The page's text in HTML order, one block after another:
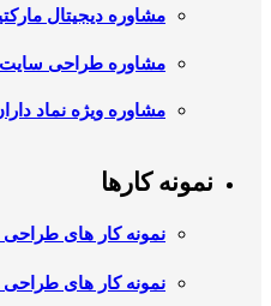
مشاوره دیجیتال
مشاوره طراحی سایت
مشاوره ویژه نماد
نمونه کارها
نمونه کار های
نمونه کار های طراحی